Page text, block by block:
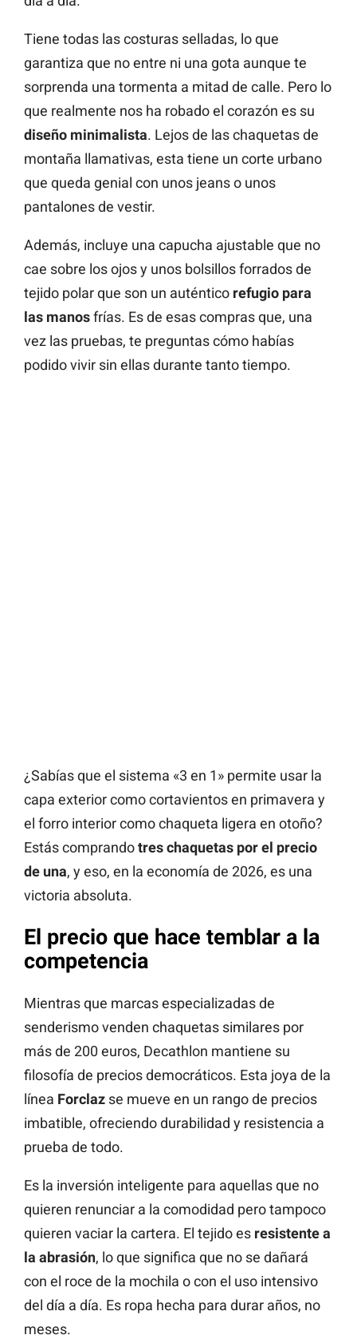
Tiene todas las costuras selladas, lo que
garantiza que no entre ni una gota aunque te
sorprenda una tormenta a mitad de calle. Pero lo
que realmente nos ha robado el corazón es su
diseño minimalista. Lejos de las chaquetas de
montaña llamativas, esta tiene un corte urbano
que queda genial con unos jeans o unos
pantalones de vestir.
Además, incluye una capucha ajustable que no
cae sobre los ojos y unos bolsillos forrados de
tejido polar que son un auténtico refugio para
las manosfrías. Es de esas compras que, una
vez las pruebas, te preguntas cómo habías
podido vivir sin ellas durante tanto tiempo.
¿Sabías que el sistema «3 en 1» permite usar la
capa exterior como cortavientos en primavera y
el forro interior como chaqueta ligera en otoño?
Estás comprandotres chaquetas por el precio
de una, y eso, en la economía de 2026, es una
victoria absoluta.
El precio que hace temblar a la
competencia
Mientras que marcas especializadas de
senderismo venden chaquetas similares por
más de 200 euros, Decathlon mantiene su
filosofía de precios democráticos. Esta joya de la
línea Forclaz se mueve en un rango de precios
imbatible, ofreciendo durabilidad y resistencia a
prueba de todo.
Es la inversión inteligente para aquellas que no
quieren renunciar a la comodidad pero tampoco
quieren vaciar la cartera. El tejido es resistente a
la abrasión, lo que significa que no se dañará
con el roce de la mochila o con el uso intensivo
del día a día. Es ropa hecha para durar años, no
meses.